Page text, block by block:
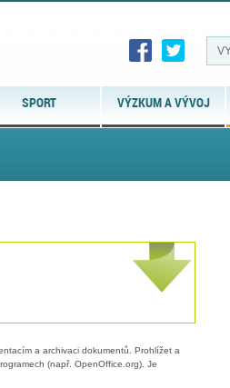
SPORT VÝZKUM A VÝVOJ
a archivaci dokumentů. Prohlížet a
(např. OpenOffice.org). Je